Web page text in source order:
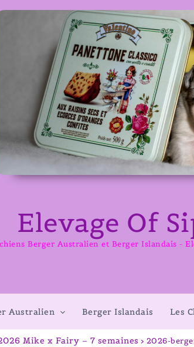
Elevage Of
Berger Australien et Berger Islandais -
Australien Berger Islandais Les
Mike x Fairy – 7 semaines 2026-